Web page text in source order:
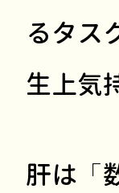
るタス
生上気
肝は「